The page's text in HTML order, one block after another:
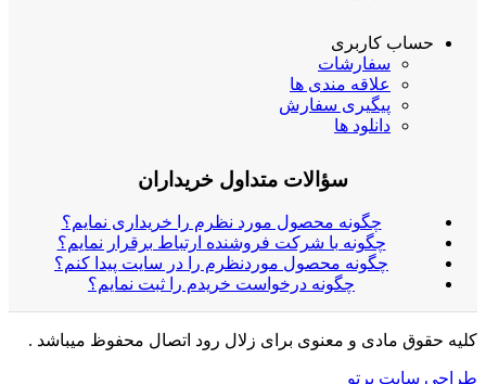
حساب کاربری
سفارشات
علاقه مندی ها
پیگیری سفارش
دانلود ها
سؤالات متداول خریداران
چگونه محصول مورد نظرم را خریداری نمایم؟
چگونه با شرکت فروشنده ارتباط برقرار نمایم؟
چگونه محصول موردنظرم را در سایت پیدا کنم؟
چگونه درخواست خریدم را ثبت نمایم؟
کلیه حقوق مادی و معنوی برای زلال رود اتصال محفوظ میباشد .
طراحی سایت پرتو